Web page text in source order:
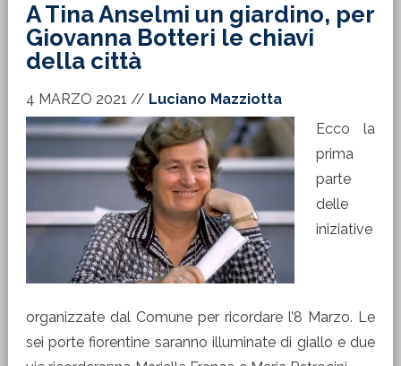
A Tina Anselmi un giardino, per
Giovanna Botteri le chiavi
della città
4 MARZO 2021 // Luciano Mazziotta
Ecco la
prima
parte
delle
iniziative
organizzate dal Comune per ricordare l’8 Marzo. Le
sei porte fiorentine saranno illuminate di giallo e due